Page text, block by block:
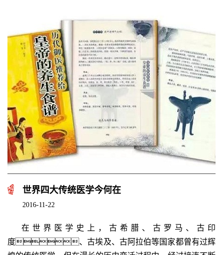
世界四大传统医学今何在
2016-11-22
在世界医学史上，古希腊、古罗马、古印
度、古埃及、古阿拉伯等国家都曾有过辉